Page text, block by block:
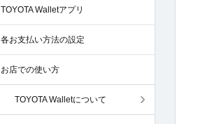
TOYOTA Walletアプリ
各お支払い方法の設定
お店での使い方
TOYOTA Walletについて